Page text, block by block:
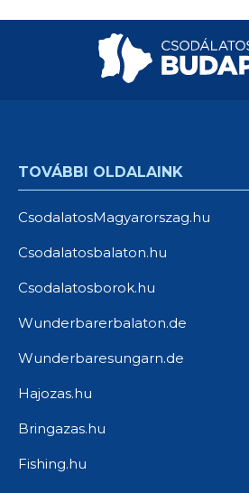
TOVÁBBI OLDALAINK
CsodalatosMagyarorszag.hu
Csodalatosbalaton.hu
Csodalatosborok.hu
Wunderbarerbalaton.de
Wunderbaresungarn.de
Hajozas.hu
Bringazas.hu
Fishing.hu